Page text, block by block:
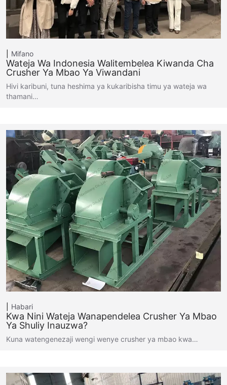
Mifano
Wateja Wa Indonesia Walitembelea Kiwanda Cha
Crusher Ya Mbao Ya Viwandani
Hivi karibuni, tuna heshima ya kukaribisha timu ya wateja wa
thamani…
Habari
Kwa Nini Wateja Wanapendelea Crusher Ya Mbao
Ya Shuliy Inauzwa?
Kuna watengenezaji wengi wenye crusher ya mbao kwa…